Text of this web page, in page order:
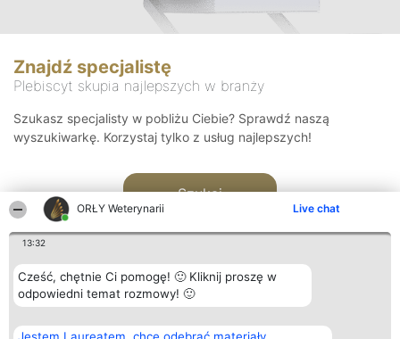
ORŁY Weterynarii Live chat
13:32
Cześć, chętnie Ci pomogę! 🙂 Kliknij proszę w
odpowiedni temat rozmowy! 🙂
Znajdź specjalistę
Plebiscyt skupia najlepszych w branży
Szukasz specjalisty w pobliżu Ciebie? Sprawdź naszą
wyszukiwarkę. Korzystaj tylko z usług najlepszych!
Szukaj
Organizator plebiscytu Plebiscyt Kontakt